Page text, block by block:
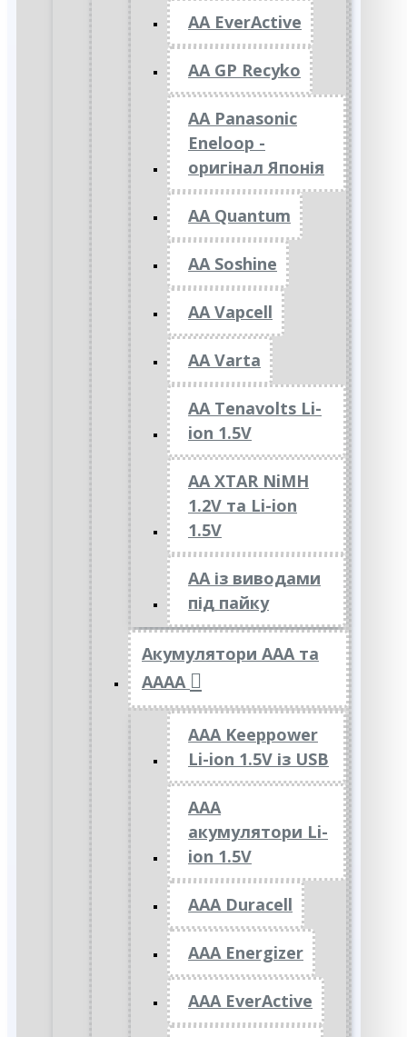
AA EverActive
AA GP Recyko
AA Panasonic
Eneloop -
оригінал Японія
AA Quantum
AA Soshine
AA Vapcell
AA Varta
AA Tenavolts Li-
ion 1.5V
AA XTAR NiMH
1.2V та Li-ion
1.5V
АА із виводами
під пайку
Акумулятори ААА та
АААА
AAA Keeppower
Li-ion 1.5V із USB
ААА
акумулятори Li-
ion 1.5V
AAA Duracell
AAA Energizer
AAA EverActive